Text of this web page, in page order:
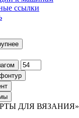
ссылки
ДЛЯ ВЯЗАНИЯ»